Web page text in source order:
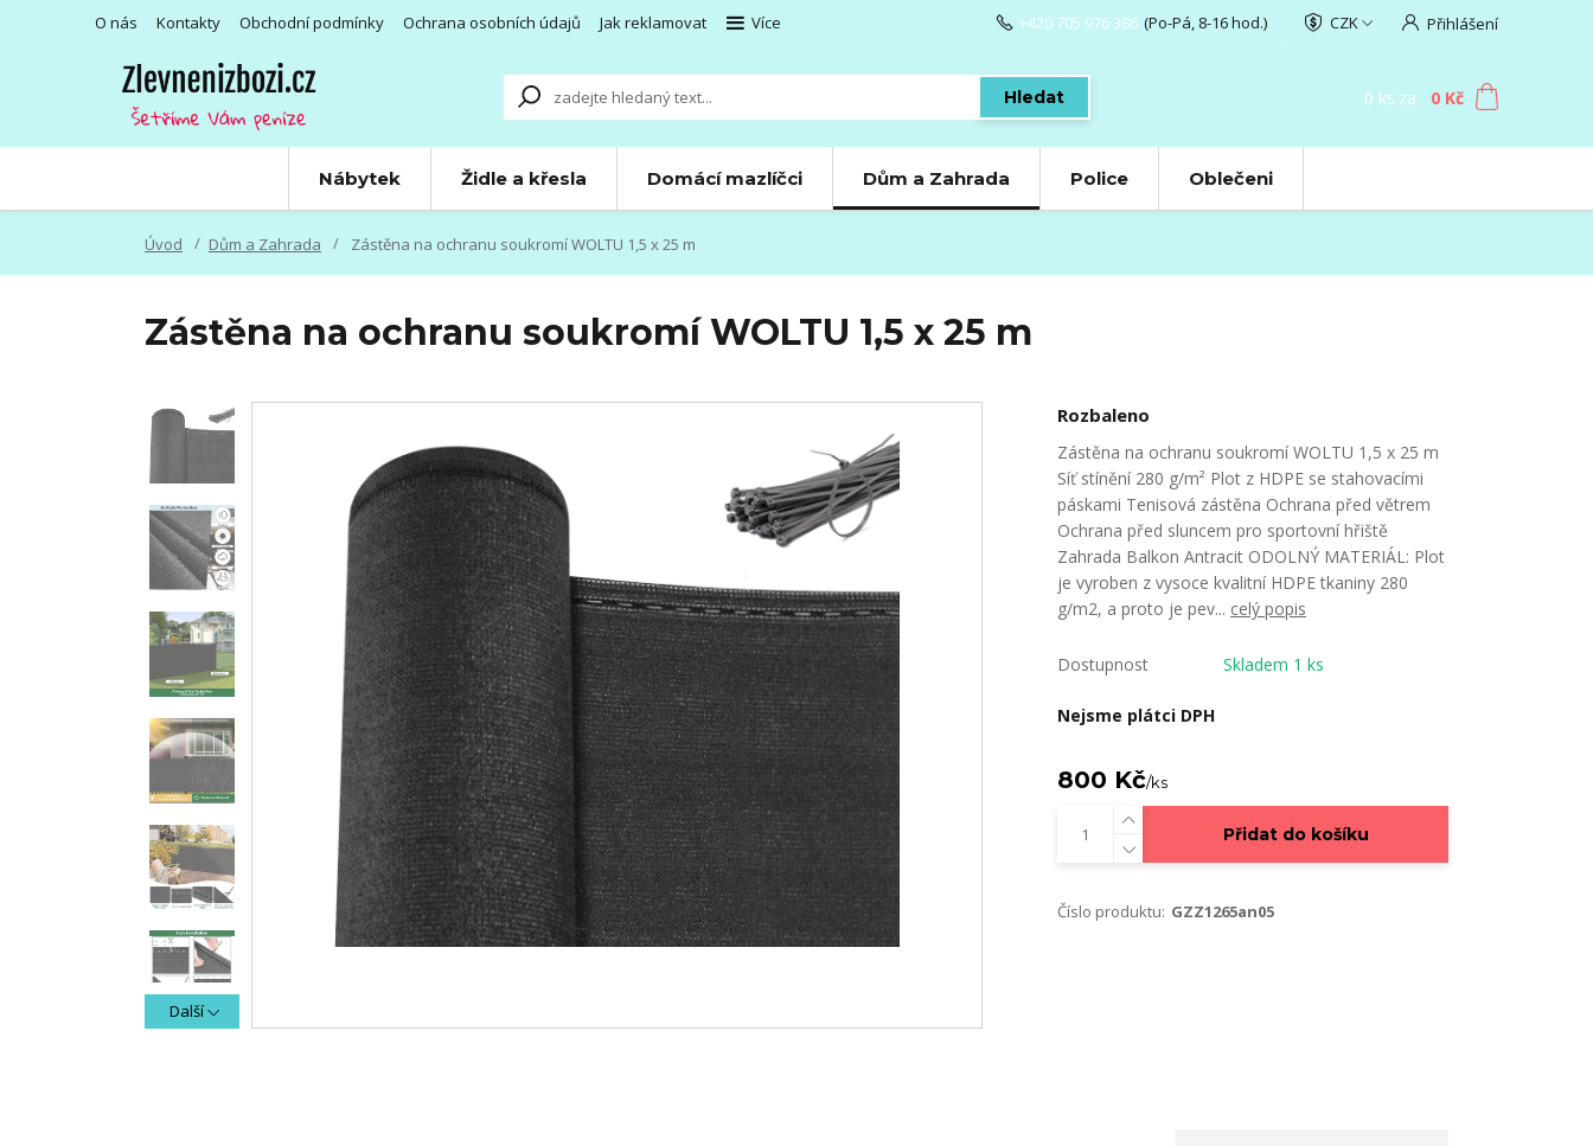
O nás Kontakty Obchodní podmínky Ochrana osobních údajů Jak reklamovat Více CZK Přihlášení
Hledat
+420 705 976 386 (Po-Pá, 8-16 hod.)
0 ks za 0 Kč
Nábytek Židle a křesla Domácí mazlíčci Dům a Zahrada Police Oblečeni
Úvod Dům a Zahrada Zástěna na ochranu soukromí WOLTU 1,5 x 25 m
Zástěna na ochranu soukromí WOLTU 1,5 x 25 m
Další
Rozbaleno
Zástěna na ochranu soukromí WOLTU 1,5 x 25 m
Síť stínění 280 g/m² Plot z HDPE se stahovacími
páskami Tenisová zástěna Ochrana před větrem
Ochrana před sluncem pro sportovní hřiště
Zahrada Balkon Antracit ODOLNÝ MATERIÁL: Plot
je vyroben z vysoce kvalitní HDPE tkaniny 280
g/m2, a proto je pev... celý popis
Dostupnost Skladem 1 ks
Nejsme plátci DPH
800 Kč/ks
Přidat do košíku
Číslo produktu: GZZ1265an05